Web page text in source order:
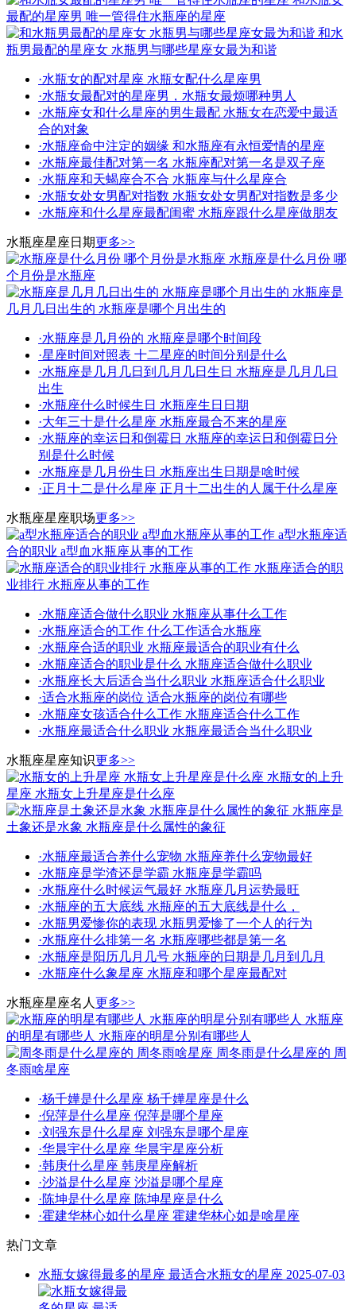
最配的星座男 唯一管得住水瓶座的星座
和水
瓶男最配的星座女 水瓶男与哪些星座女最为和谐
·水瓶女的配对星座 水瓶女配什么星座男
·水瓶女最配对的星座男，水瓶女最烦哪种男人
·水瓶座女和什么星座的男生最配 水瓶女在恋爱中最适
合的对象
·水瓶座命中注定的姻缘 和水瓶座有永恒爱情的星座
·水瓶座最佳配对第一名 水瓶座配对第一名是双子座
·水瓶座和天蝎座合不合 水瓶座与什么星座合
·水瓶女处女男配对指数 水瓶女处女男配对指数是多少
·水瓶座和什么星座最配闺蜜 水瓶座跟什么星座做朋友
水瓶座星座日期更多>>
水瓶座是什么月份 哪
个月份是水瓶座
水瓶座是
几月几日出生的 水瓶座是哪个月出生的
·水瓶座是几月份的 水瓶座是哪个时间段
·星座时间对照表 十二星座的时间分别是什么
·水瓶座是几月几日到几月几日生日 水瓶座是几月几日
出生
·水瓶座什么时候生日 水瓶座生日日期
·大年三十是什么星座 水瓶座最合不来的星座
·水瓶座的幸运日和倒霉日 水瓶座的幸运日和倒霉日分
别是什么时候
·水瓶座是几月份生日 水瓶座出生日期是啥时候
·正月十二是什么星座 正月十二出生的人属于什么星座
水瓶座星座职场更多>>
a型水瓶座适
合的职业 a型血水瓶座从事的工作
水瓶座适合的职
业排行 水瓶座从事的工作
·水瓶座适合做什么职业 水瓶座从事什么工作
·水瓶座适合的工作 什么工作适合水瓶座
·水瓶座合适的职业 水瓶座最适合的职业有什么
·水瓶座适合的职业是什么 水瓶座适合做什么职业
·水瓶座长大后适合当什么职业 水瓶座适合什么职业
·适合水瓶座的岗位 适合水瓶座的岗位有哪些
·水瓶座女孩适合什么工作 水瓶座适合什么工作
·水瓶座最适合什么职业 水瓶座最适合当什么职业
水瓶座星座知识更多>>
水瓶女的上升
星座 水瓶女上升星座是什么座
水瓶座是
土象还是水象 水瓶座是什么属性的象征
·水瓶座最适合养什么宠物 水瓶座养什么宠物最好
·水瓶座是学渣还是学霸 水瓶座是学霸吗
·水瓶座什么时候运气最好 水瓶座几月运势最旺
·水瓶座的五大底线 水瓶座的五大底线是什么，
·水瓶男爱惨你的表现 水瓶男爱惨了一个人的行为
·水瓶座什么排第一名 水瓶座哪些都是第一名
·水瓶座是阳历几月几号 水瓶座的日期是几月到几月
·水瓶座什么象星座 水瓶座和哪个星座最配对
水瓶座星座名人 更多>>
水瓶座
的明星有哪些人 水瓶座的明星分别有哪些人
周冬雨是什么星座的 周
冬雨啥星座
·杨千嬅是什么星座 杨千嬅星座是什么
·倪萍是什么星座 倪萍是哪个星座
·刘强东是什么星座 刘强东是哪个星座
·华晨宇什么星座 华晨宇星座分析
·韩庚什么星座 韩庚星座解析
·沙溢是什么星座 沙溢是哪个星座
·陈坤是什么星座 陈坤星座是什么
·霍建华林心如什么星座 霍建华林心如是啥星座
热门文章
水瓶女嫁得最多的星座 最适合水瓶女的星座 2025-07-03